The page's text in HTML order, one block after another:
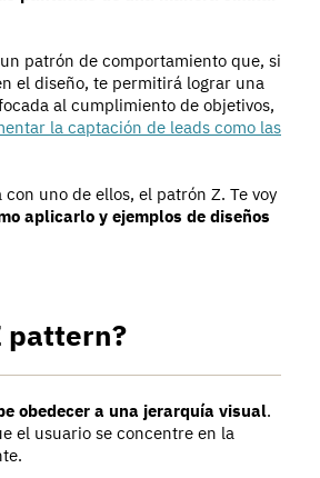
patrón de comportamiento que, si
el diseño, te permitirá lograr una
al cumplimiento de objetivos,
la captación de leads como las
uno de ellos, el patrón Z. Te voy
aplicarlo y ejemplos de diseños
pattern?
obedecer a una jerarquía visual.
el usuario se concentre en la